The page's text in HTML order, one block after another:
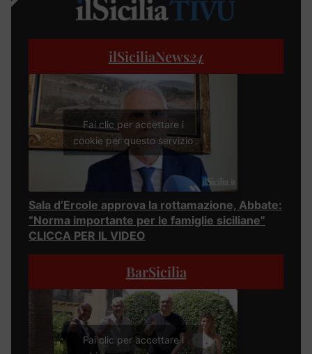
ilSiciliaNews24
Fai clic per accettare i
cookie per questo servizio
Sala d’Ercole approva la rottamazione, Abbate:
“Norma importante per le famiglie siciliane”
CLICCA PER IL VIDEO
BarSicilia
Fai clic per accettare i